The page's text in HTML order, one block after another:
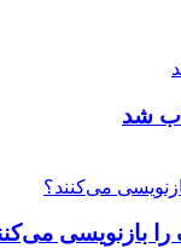
را بازنویسی